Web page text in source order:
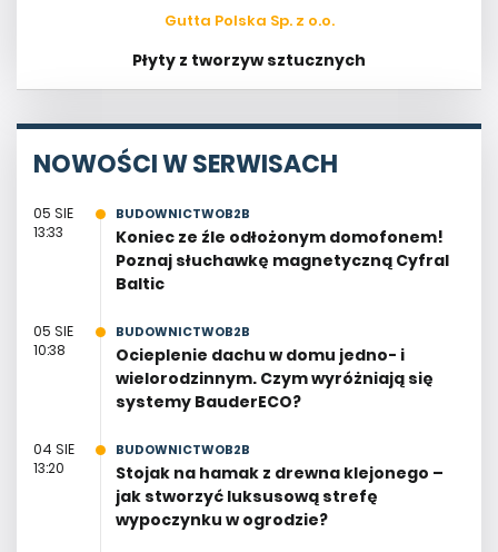
Gutta Polska Sp. z o.o.
Płyty z tworzyw sztucznych
NOWOŚCI W SERWISACH
05 SIE
13:33
BUDOWNICTWOB2B
Koniec ze źle odłożonym domofonem!
Poznaj słuchawkę magnetyczną Cyfral
Baltic
05 SIE
10:38
BUDOWNICTWOB2B
Ocieplenie dachu w domu jedno- i
wielorodzinnym. Czym wyróżniają się
systemy BauderECO?
04 SIE
13:20
BUDOWNICTWOB2B
Stojak na hamak z drewna klejonego –
jak stworzyć luksusową strefę
wypoczynku w ogrodzie?